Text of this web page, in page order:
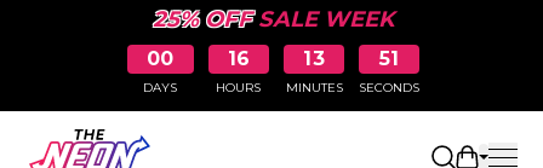
25% OFFSALE WEEK
00
DAYS
16
HOURS
13
MINUTES
51
SECONDS